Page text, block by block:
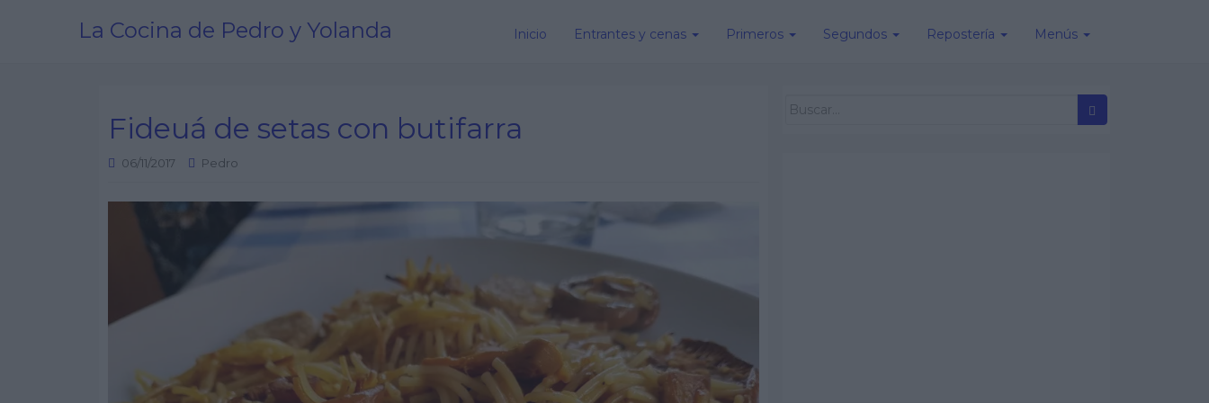
La Cocina de Pedro y Yolanda Inicio Entrantes y cenas Primeros Segundos Repostería Menús
Fideuá de setas con butifarra
06/11/2017 Pedro